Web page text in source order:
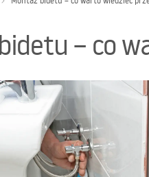
– co